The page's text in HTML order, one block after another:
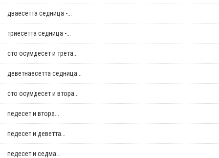
дваесетта седница -...
триесетта седница -...
сто осумдесет и трета...
деветнаесетта седница...
сто осумдесет и втора...
педесет и втора...
педесет и деветта...
педесет и седма...